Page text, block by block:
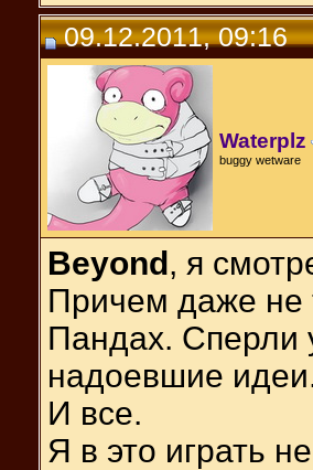
09.12.2011, 09:16
Waterplz
buggy wetware
Beyond, я
Причем даже не
Пандах. Сперли
надоевшие
И все.
Я в это играть